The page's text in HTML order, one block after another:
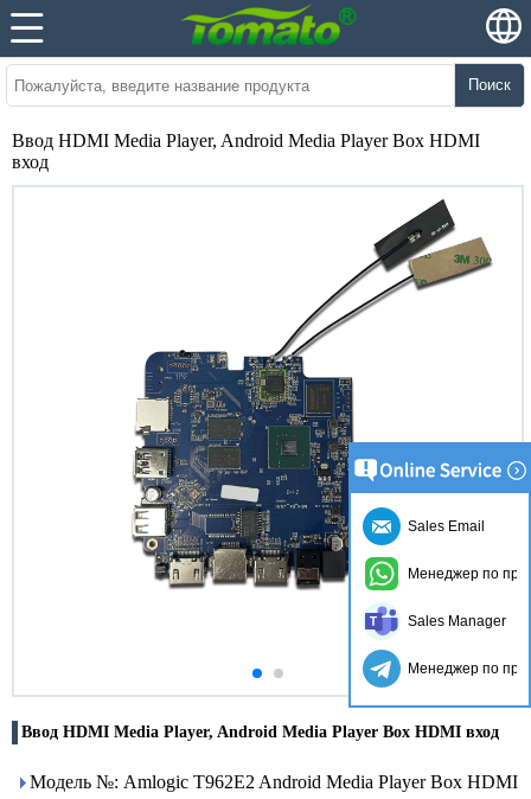
Поиск
Ввод HDMI Media Player, Android Media Player Box HDMI
вход
Ввод HDMI Media Player, Android Media Player Box HDMI вход
Модель №: Amlogic T962E2 Android Media Player Box HDMI
Sales Email
Менеджер по
Sales Manager
Менеджер по